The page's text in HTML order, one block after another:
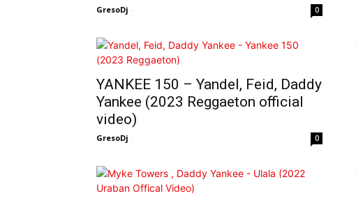
GresoDj - 0
YANKEE 150 – Yandel, Feid, Daddy
Yankee (2023 Reggaeton official
video)
GresoDj - 0